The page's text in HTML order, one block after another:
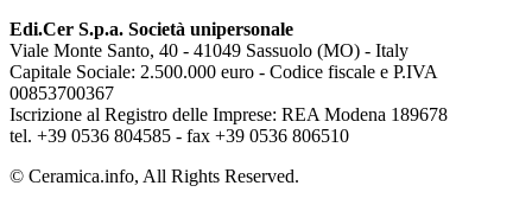
Edi.Cer S.p.a. Società unipersonale
Viale Monte Santo, 40 - 41049 Sassuolo (MO) - Italy
Capitale Sociale: 2.500.000 euro - Codice fiscale e P.IVA
00853700367
Iscrizione al Registro delle Imprese: REA Modena 189678
tel. +39 0536 804585 - fax +39 0536 806510
© Ceramica.info, All Rights Reserved.